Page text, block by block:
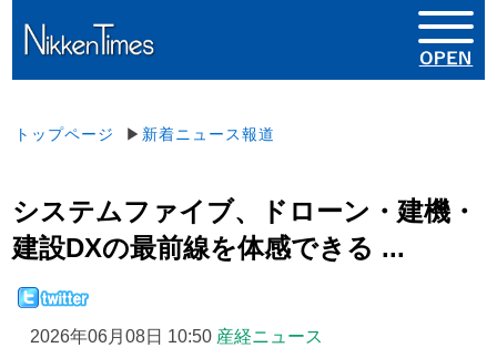
トップページ ▶ 新着ニュース報道
システムファイブ、ドローン・建機・
建設DXの最前線を体感できる ...
2026年06月08日 10:50 産経ニュース